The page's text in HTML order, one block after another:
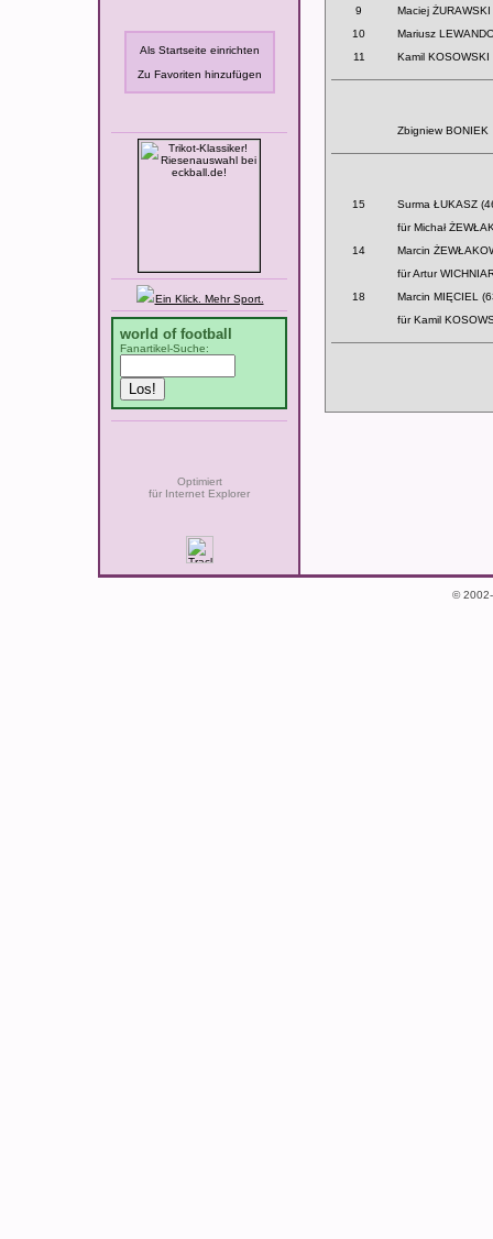
Als Startseite einrichten
Zu Favoriten hinzufügen
Ein Klick. Mehr Sport.
world of football
Fanartikel-Suche:
Optimiert
für Internet Explorer
9
Maciej ŻURAWSKI
10
Mariusz
11
Kamil KOSOWSKI
Zbigniew BONIEK
15
Surma ŁUKASZ
für Michał
14
Marcin
für Artur
18
Marcin MIĘCIEL
für Kamil
©